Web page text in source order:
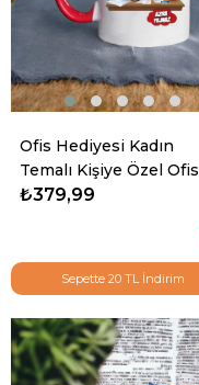
Ofis Hediyesi Kadın
Temalı Kişiye Özel Ofis
Karikatürlü Kupa
₺379,99
Sepette 20 TL İndirim